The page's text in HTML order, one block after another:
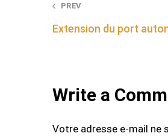
Post
navigation
PREV
Extension du port
Write a
Votre adresse e-mail ne